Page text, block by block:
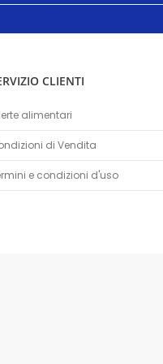
CLIENTI
alimentari
di Vendita
e condizioni d'uso